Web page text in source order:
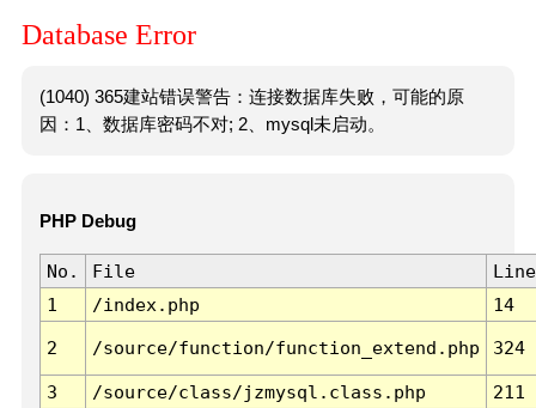
Database Error
(1040) 365建站错误警告：连接数据库失败，可能的原
因：1、数据库密码不对; 2、mysql未启动。
PHP Debug
No. File
Line
1
/index.php 14
2 /source/function/function_extend.php 324
3 /source/class/jzmysql.class.php
211